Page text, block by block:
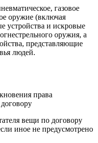
газовое
оружие (включая
устройства и искровые
оружия, а
представляющие
людей.
права
вещи по договору
иное не предусмотрено